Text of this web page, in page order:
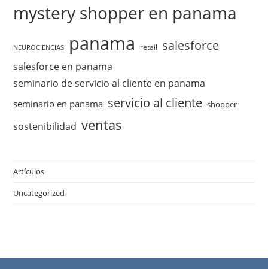
mystery shopper en panama
NEUROCIENCIAS panama retail salesforce
salesforce en panama
seminario de servicio al cliente en panama
seminario en panama servicio al cliente shopper
sostenibilidad ventas
Artículos
Uncategorized